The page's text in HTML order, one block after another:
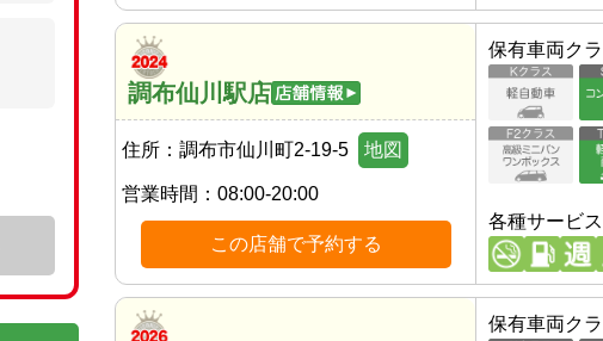
調布仙川駅店
住所： 調布市仙川町2-19-5 地図
営業時間： 08:00-20:00
この店舗で予約する
保有車両ク
各種サービス
保有車両ク